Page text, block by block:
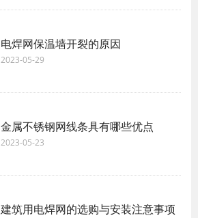
电焊网保温墙开裂的原因
2023-05-29
金属不锈钢网线条具有哪些优点
2023-05-23
建筑用电焊网的选购与安装注意事项